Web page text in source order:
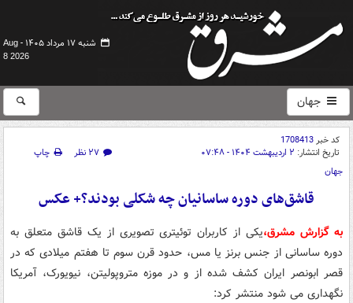
شنبه ۱۷ مرداد ۱۴۰۵ -
Aug
8 2026
جهان
کد خبر1708413
تاریخ انتشار: ۲ اردیبهشت ۱۴۰۴ - ۰۷:۴۸ ۲۷ نظر
چاپ
جهان
قاشق‌های دوره ساسانیان چه شکلی بودند؟+ عکس
به گزارش مشرق،یکی از کاربران توئیتری تصویری از یک قاشق متعلق به
دوره ساسانی از جنس برنز یا مس، حدود قرن سوم تا هفتم میلادی که در
قصر ابونصر ایران کشف شده از و در موزه متروپولیتن، نیویورک، آمریکا
نگهداری می شود منتشر کرد: